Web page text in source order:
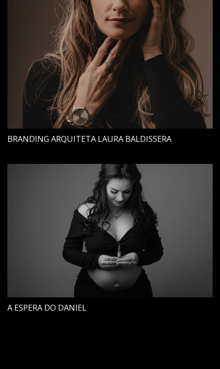
BRANDING ARQUITETA LAURA BALDISSERA
A ESPERA DO DANIEL